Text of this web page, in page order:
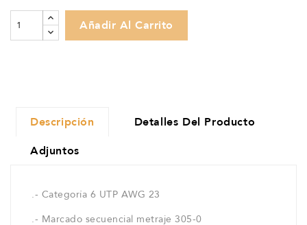
Añadir Al Carrito
Descripción
Detalles Del Producto
Adjuntos
.- Categoría 6 UTP AWG 23
.- Marcado secuencial metraje 305-0